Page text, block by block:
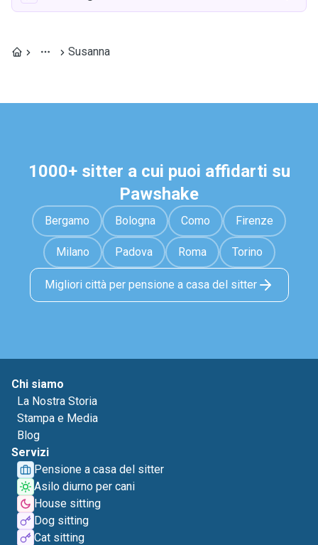
Susanna
1000+ sitter a cui puoi affidarti su
Pawshake
Bergamo Bologna Como Firenze
Milano Padova Roma Torino
Migliori città per pensione a casa del sitter
Chi siamo
La Nostra Storia
Stampa e Media
Blog
Servizi
Pensione a casa del sitter
Asilo diurno per cani
House sitting
Dog sitting
Cat sitting